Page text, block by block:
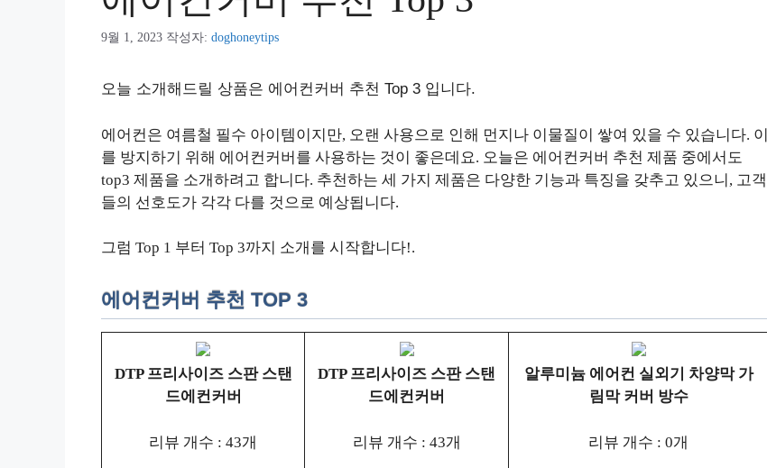
9월 1, 2023 작성자: doghoneytips
오늘 소개해드릴 상품은 에어컨커버 추천 Top 3 입니다.
에어컨은 여름철 필수 아이템이지만, 오랜 사용으로 인해 먼지나 이물질이 쌓여 있을 수 있습니다. 이
를 방지하기 위해 에어컨커버를 사용하는 것이 좋은데요. 오늘은 에어컨커버 추천 제품 중에서도
top3 제품을 소개하려고 합니다. 추천하는 세 가지 제품은 다양한 기능과 특징을 갖추고 있으니, 고객
들의 선호도가 각각 다를 것으로 예상됩니다.
그럼 Top 1 부터 Top 3까지 소개를 시작합니다!.
에어컨커버 추천 TOP 3
DTP 프리사이즈 스판 스탠
드에컨커버
리뷰 개수 : 43개
DTP 프리사이즈 스판 스탠
드에컨커버
리뷰 개수 : 43개
알루미늄 에어컨 실외기 차양막 가
림막 커버 방수
리뷰 개수 : 0개